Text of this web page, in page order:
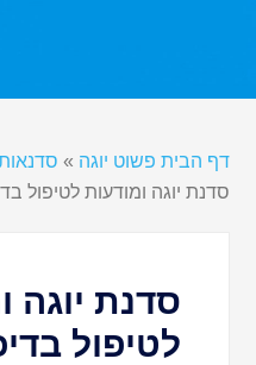
דף הבית פשוט יוגה »
סדנת יוגה ומודעות לטיפול
סדנת יוגה
לטיפול